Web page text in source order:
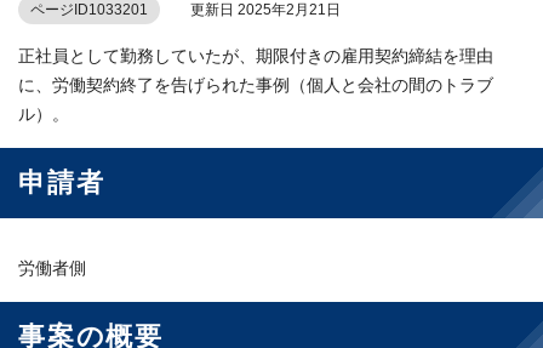
ページID1033201 更新日 2025年2月21日
正社員として勤務していたが、期限付きの雇用契約締結を理由
に、労働契約終了を告げられた事例（個人と会社の間のトラブ
ル）。
申請者
労働者側
事案の概要